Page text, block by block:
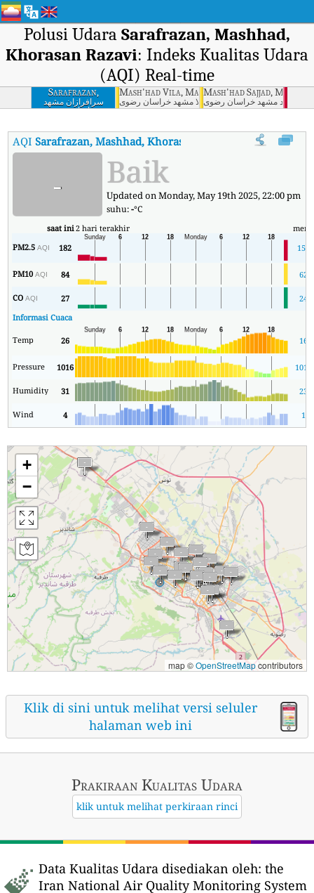
Polusi Udara Sarafrazan, Mashhad,
Khorasan Razavi: Indeks Kualitas Udara
(AQI) Real-time
Sarafrazan,
Mashhad, Khorasan
Razavi
سرافرازان مشهد
خراسان رضوی
Mash'had Vila, Mashhad, Khorasan Razavi
مشهد - ویلا مشهد خراسان رضوی
Mash'had Sajjad,
- سجاد مشهد خراسان رضوی
AQISarafrazan, Mashhad, Khorasan Razavi Indeks Kualitas
- Baik
Updated on Monday, May 19th 2025, 22:00 pm
suhu:-°C
saat ini2 hari terakhir
PM2.5AQI 182 159
PM10AQI 84 62
COAQI 27
24
Informasi Cuaca
Temp 26 16
Pressure 1016 1013
Humidity 31 23
Wind 4 1
+
−
map ©OpenStreetMapcontributors
Klik di sini untuk melihat versi seluler
halaman web ini
Prakiraan Kualitas Udara
klik untuk melihat perkiraan rinci
Data Kualitas Udara disediakan oleh: the
Iran National Air Quality Monitoring System